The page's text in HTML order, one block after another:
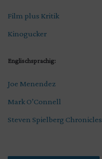
Film plus Kritik
Kinogucker
Englischsprachig:
Joe Menendez
Mark O’Connell
Steven Spielberg Chronicles